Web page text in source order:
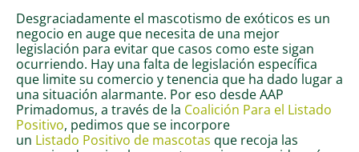
Desgraciadamente el mascotismo de exóticos es un
negocio en auge que necesita de una mejor
legislación para evitar que casos como este sigan
ocurriendo. Hay una falta de legislación específica
que limite su comercio y tenencia que ha dado lugar a
una situación alarmante. Por eso desde AAP
Primadomus, a través de la Coalición Para el Listado
Positivo, pedimos que se incorpore
un Listado Positivo de mascotas que recoja las